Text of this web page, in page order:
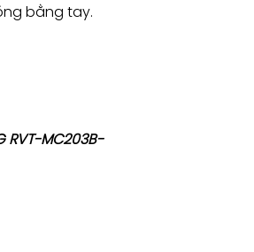
bằng tay.
RVT-MC203B-